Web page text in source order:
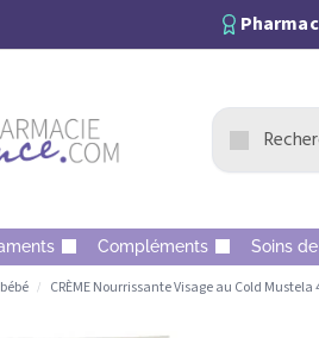
Compléments Soins
/ CRÈME Nourrissante Visage au Cold Mustela